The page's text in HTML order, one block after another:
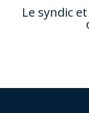
Le syndic